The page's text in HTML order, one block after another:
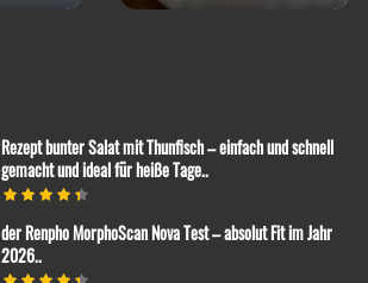
Rezept bunter Salat mit Thunfisch – einfach und schnell
gemacht und ideal für heiße Tage..
der Renpho MorphoScan Nova Test – absolut Fit im Jahr
2026..